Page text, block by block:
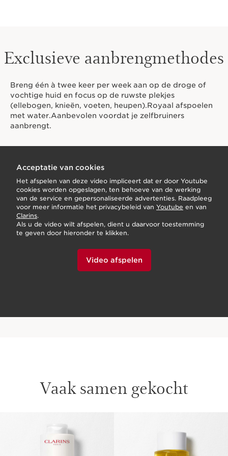
Exclusieve aanbrengmethodes
Breng één à twee keer per week aan op de droge of
vochtige huid en focus op de ruwste plekjes
(ellebogen, knieën, voeten, heupen).Royaal afspoelen
met water.Aanbevolen voordat je zelfbruiners
aanbrengt.
Acceptatie van cookies
Het afspelen van deze video impliceert dat er door Youtube
cookies worden opgeslagen, ten behoeve van de werking
van de service en gepersonaliseerde advertenties. Raadpleeg
voor meer informatie het privacybeleid van Youtube en van
Clarins.
Als u de video wilt afspelen, dient u daarvoor toestemming
te geven door hieronder te klikken.
Video afspelen
Vaak samen gekocht
DOORGAAN NAAR INHOUD